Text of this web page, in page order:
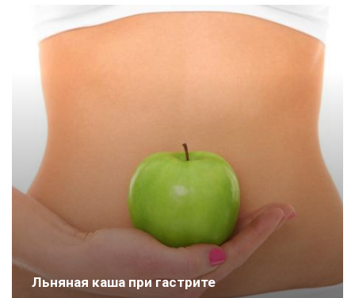
Льняная каша при гастрите